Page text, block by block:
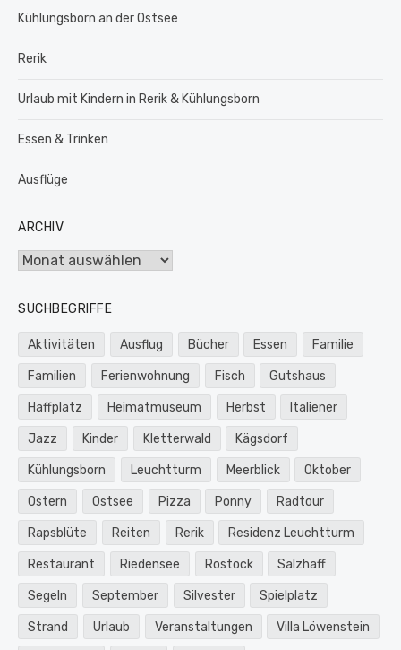
Kühlungsborn an der Ostsee
Rerik
Urlaub mit Kindern in Rerik & Kühlungsborn
Essen & Trinken
Ausflüge
ARCHIV
Archiv
SUCHBEGRIFFE
Aktivitäten Ausflug Bücher Essen Familie
Familien Ferienwohnung Fisch Gutshaus
Haffplatz Heimatmuseum Herbst Italiener
Jazz Kinder Kletterwald Kägsdorf
Kühlungsborn Leuchtturm Meerblick Oktober
Ostern Ostsee Pizza Ponny Radtour
Rapsblüte Reiten Rerik Residenz Leuchtturm
Restaurant Riedensee Rostock Salzhaff
Segeln September Silvester Spielplatz
Strand Urlaub Veranstaltungen Villa Löwenstein